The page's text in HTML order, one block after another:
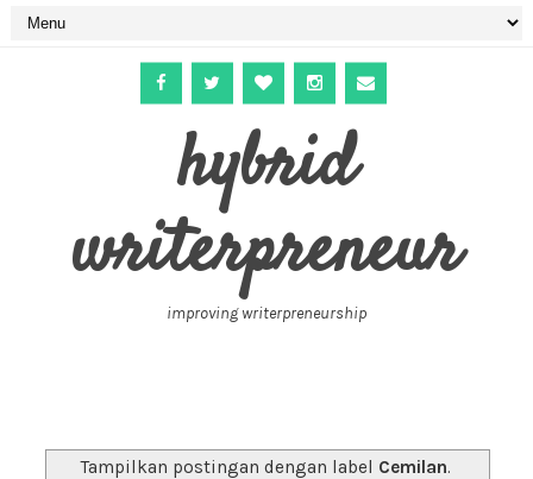
hybrid
writerpreneur
improving writerpreneurship
Tampilkan postingan dengan label Cemilan.